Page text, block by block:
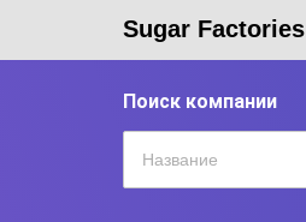
Sugar Factories
Поиск компании